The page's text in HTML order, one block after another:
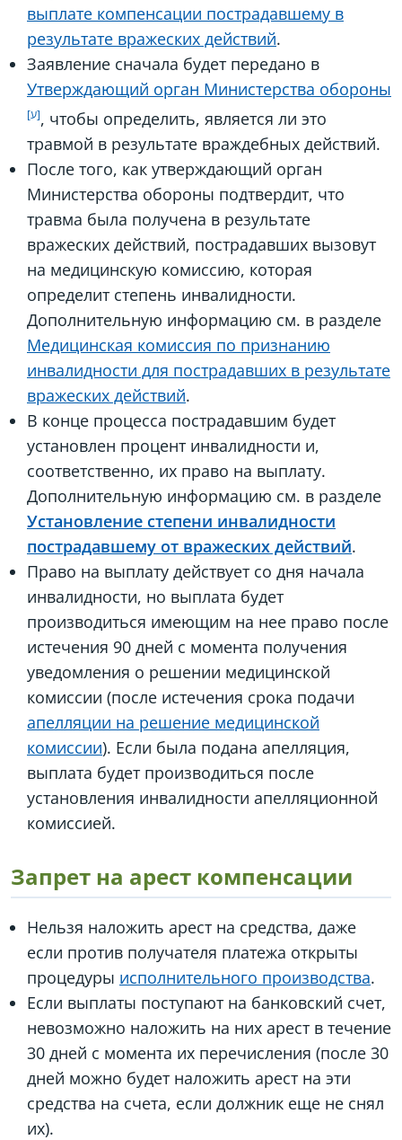
выплате компенсации пострадавшему в
результате вражеских действий.
Заявление сначала будет передано в
Утверждающий орган Министерства обороны
, чтобы определить, является ли это
травмой в результате враждебных действий.
После того, как утверждающий орган
Министерства обороны подтвердит, что
травма была получена в результате
вражеских действий, пострадавших вызовут
на медицинскую комиссию, которая
определит степень инвалидности.
Дополнительную информацию см. в разделе
Медицинская комиссия по признанию
инвалидности для пострадавших в результате
вражеских действий.
В конце процесса пострадавшим будет
установлен процент инвалидности и,
соответственно, их право на выплату.
Дополнительную информацию см. в разделе
Установление степени инвалидности
пострадавшему от вражеских действий.
Право на выплату действует со дня начала
инвалидности, но выплата будет
производиться имеющим на нее право после
истечения 90 дней с момента получения
уведомления о решении медицинской
комиссии (после истечения срока подачи
апелляции на решение медицинской
комиссии). Если была подана апелляция,
выплата будет производиться после
установления инвалидности апелляционной
комиссией.
Запрет на арест компенсации
Нельзя наложить арест на средства, даже
если против получателя платежа открыты
процедуры исполнительного производства.
Если выплаты поступают на банковский счет,
невозможно наложить на них арест в течение
30 дней с момента их перечисления (после 30
дней можно будет наложить арест на эти
средства на счета, если должник еще не снял
их).